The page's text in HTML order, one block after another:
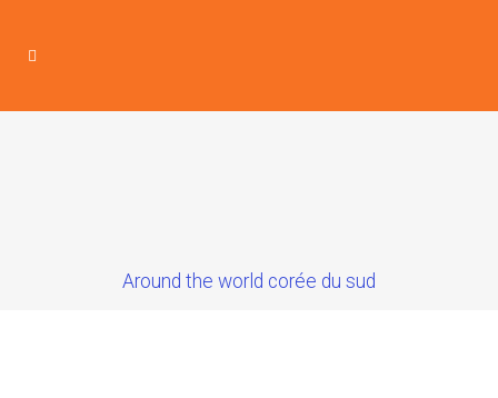
Around the world corée du sud